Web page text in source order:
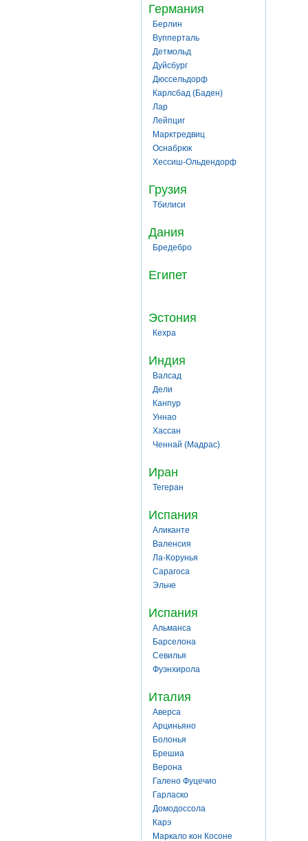
Германия
Берлин
Вупперталь
Детмольд
Дуйсбург
Дюссельдорф
Карлсбад (Баден)
Лар
Лейпциг
Марктредвиц
Оснабрюк
Хессиш-Ольдендорф
Грузия
Тбилиси
Дания
Бредебро
Египет
Эстония
Кехра
Индия
Валсад
Дели
Канпур
Уннао
Хассан
Ченнай (Мадрас)
Иран
Тегеран
Испания
Аликанте
Валенсия
Ла-Корунья
Сарагоса
Эльче
Испания
Альманса
Барселона
Севилья
Фуэнхирола
Италия
Аверса
Арциньяно
Болонья
Брешиа
Верона
Галено Фуцечио
Гарласко
Домодоссола
Карэ
Маркало кон Косоне